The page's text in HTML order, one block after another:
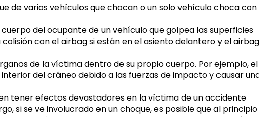
de varios vehículos que chocan o un solo vehículo choca con
del ocupante de un vehículo que golpea las superficies
con el airbag si están en el asiento delantero y el airbag
de la víctima dentro de su propio cuerpo. Por ejemplo, el
del cráneo debido a las fuerzas de impacto y causar
tener efectos devastadores en la víctima de un accidente
si se ve involucrado en un choque, es posible que al principio